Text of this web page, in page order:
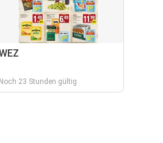
Noch 23 Stunden gültig